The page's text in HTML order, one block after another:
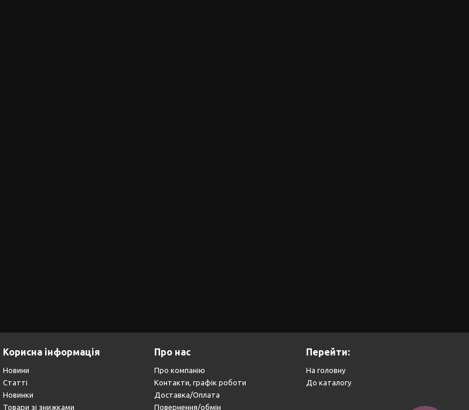
Корисна інформація
Новини
Статті
Новинки
Товари зі знижками
Про нас
Про компанію
Контакти, графік роботи
Доставка/Оплата
Повернення/обмін
Перейти:
На головну
До каталогу